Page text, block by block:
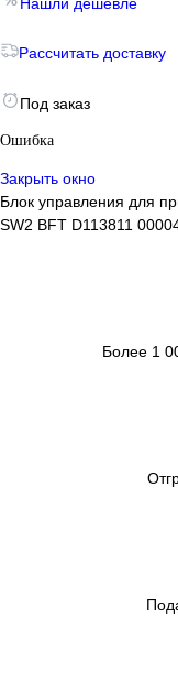
Рассчитать доставку
Под заказ
Ошибка
Закрыть окно
Блок управления для
SW2 BFT D113811
Более 1